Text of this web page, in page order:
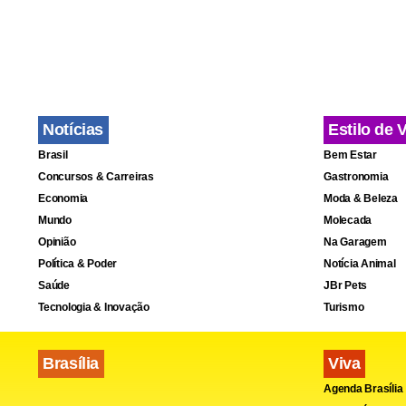
Distrito
Serviço
Construir
De 29 de
Local:
Horário: de
Notícias
Brasil
Concursos & Carreiras
Economia
Mundo
Opinião
Política & Poder
Saúde
Tecnologia & Inovação
Brasília
Estilo de
Bem Estar
Gastronomia
Moda & Beleza
Molecada
Na Garagem
Notícia Animal
JBr Pets
Turismo
Viva
Agenda Brasília